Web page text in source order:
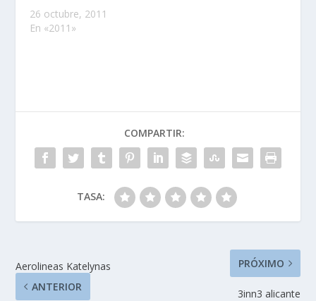
26 octubre, 2011
En «2011»
COMPARTIR:
TASA:
Aerolineas Katelynas
ANTERIOR
PRÓXIMO
3inn3 alicante